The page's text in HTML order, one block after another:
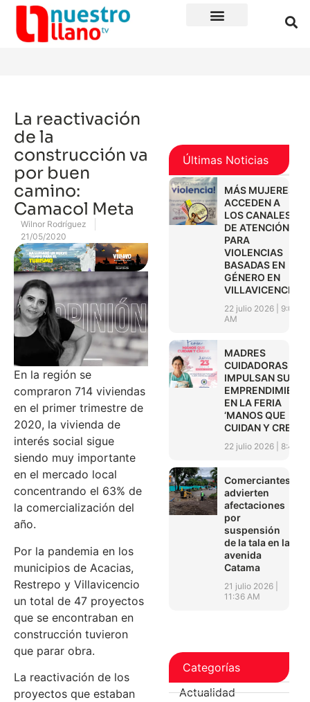
La reactivación
de la
construcción va
por buen
camino:
Camacol Meta
Wilnor Rodríguez
21/05/2020
En la región se
compraron 714 viviendas
en el primer trimestre de
2020, la vivienda de
interés social sigue
siendo muy importante
en el mercado local
concentrando el 63% de
la comercialización del
año.
Por la pandemia en los
municipios de Acacias,
Restrepo y Villavicencio
un total de 47 proyectos
que se encontraban en
construcción tuvieron
que parar obra.
La reactivación de los
proyectos que estaban
Últimas Noticias
MÁS MUJERES
ACCEDEN A
LOS CANALES
DE ATENCIÓN
PARA
VIOLENCIAS
BASADAS EN
GÉNERO EN
VILLAVICENCIO
22 julio 2026
9:01
AM
MADRES
CUIDADORAS
IMPULSAN SUS
EN LA FERIA
‘MANOS QUE
CUIDAN Y CREAN’
22 julio 2026 8:45
Comerciantes
advierten
afectaciones
por
suspensión
de la tala en la
avenida
Catama
21 julio 2026
11:36 AM
Categorías
Actualidad